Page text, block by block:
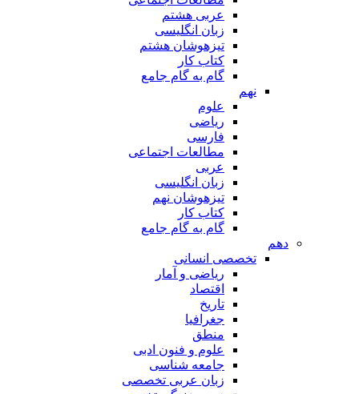
عربی هشتم
زبان انگلیسی
تیزهوشان هشتم
کتاب کار
گام به گام جامع
نهم
علوم
ریاضی
فارسی
مطالعات اجتماعی
عربی
زبان انگلیسی
تیزهوشان نهم
کتاب کار
گام به گام جامع
دهم
تخصصی انسانی
ریاضی و آمار
اقتصاد
تاریخ
جغرافیا
منطق
علوم و فنون ادبی
جامعه شناسی
زبان عربی تخصصی